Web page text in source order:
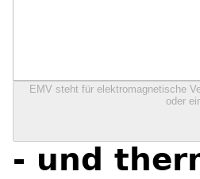
EMV steht für elektromagnetische
oder
- und